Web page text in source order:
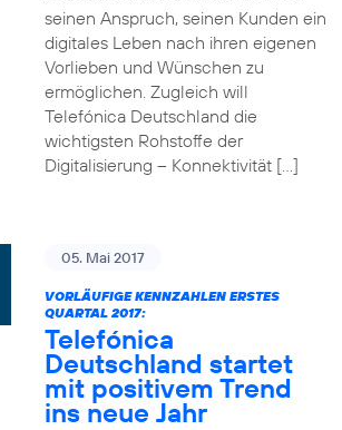
seinen Anspruch, seinen Kunden ein
digitales Leben nach ihren eigenen
Vorlieben und Wünschen zu
ermöglichen. Zugleich will
Telefónica Deutschland die
wichtigsten Rohstoffe der
Digitalisierung – Konnektivität […]
05. Mai 2017
VORLÄUFIGE KENNZAHLEN ERSTES
QUARTAL 2017:
Telefónica
Deutschland startet
mit positivem Trend
ins neue Jahr